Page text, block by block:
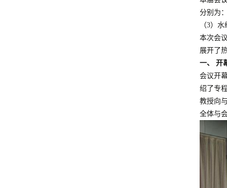
分别为
（3）
本次会
展开了
一、 开
会议开
绍了专
教授向
全体与